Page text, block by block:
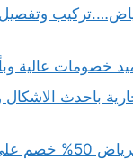
خصومات عالية
باحدث
مظلات اسطح